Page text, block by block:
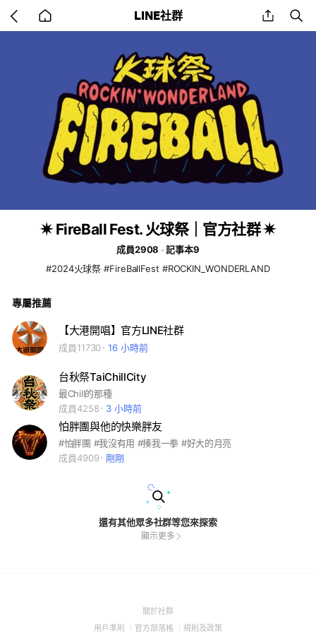
back
to
LINE社群 share
✷ FireBall Fest. 火球祭｜官方社群 ✷
成員2908
記事本9
#2024火球祭 #FireBallFest #ROCKIN_WONDERLAND
專屬推薦
【大港開唱】官方LINE社群
成員11730 16 小時前
台秋祭TaiChillCity
最Chill的那種
成員4258
3 小時前
怕胖團與他的快樂胖友
#怕胖團 #我沒有用 #揍我一拳 #好大的月亮
成員4909
剛剛
還有其他眾多社群等您來探索
顯示更多
關於社群(Open
用戶準則 (Open
官方部落格 (Open
規則及政策(Open